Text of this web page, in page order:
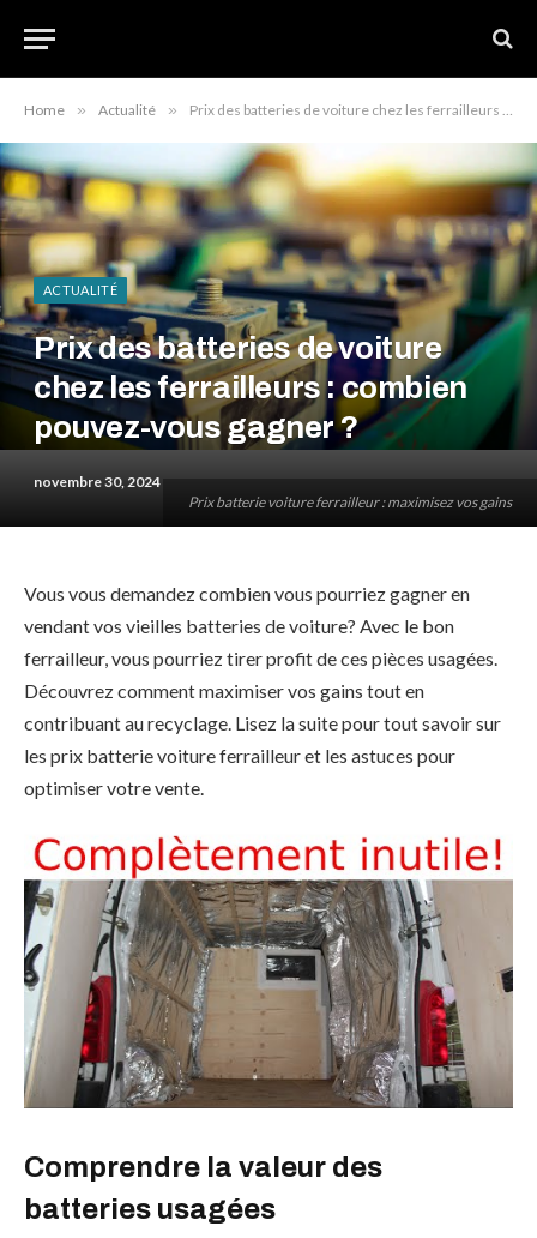
Home » Actualité » Prix des batteries de voiture chez les ferrailleurs : combien pouvez-vous gagner ?
Prix batterie voiture ferrailleur : maximisez vos gains
ACTUALITÉ
Prix des batteries de voiture
chez les ferrailleurs : combien
pouvez-vous gagner ?
novembre 30, 2024
Vous vous demandez combien vous pourriez gagner en
vendant vos vieilles batteries de voiture? Avec le bon
ferrailleur, vous pourriez tirer profit de ces pièces usagées.
Découvrez comment maximiser vos gains tout en
contribuant au recyclage. Lisez la suite pour tout savoir sur
les prix batterie voiture ferrailleur et les astuces pour
optimiser votre vente.
Comprendre la valeur des
batteries usagées